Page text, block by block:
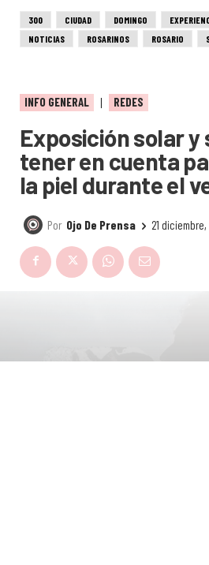
300 CIUDAD DOMINGO
NOTICIAS
ROSARINOS ROSARIO